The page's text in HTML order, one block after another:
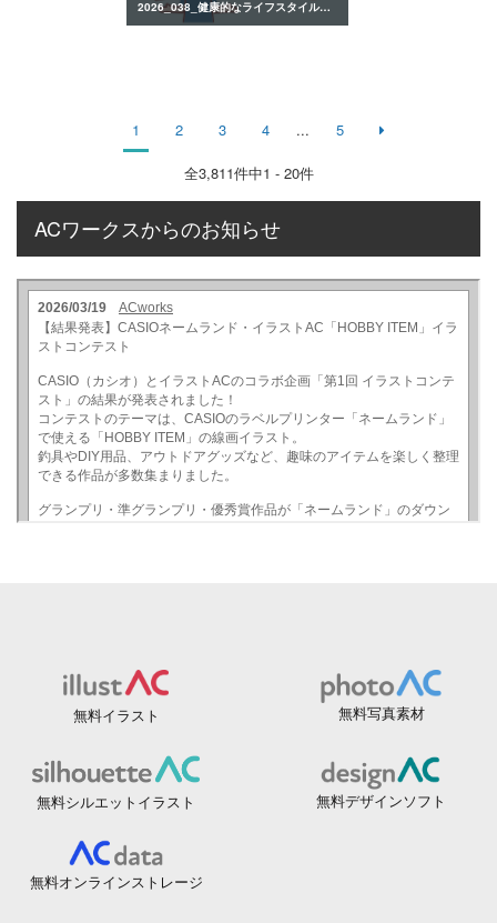
2026_038_健康的なライフスタイルのイラスト
1 2 3 4 ... 5
全3,811件中1 - 20件
ACワークスからのお知らせ
無料イラスト 無料写真素材
無料シルエットイラスト 無料デザインソフト
無料オンラインストレージ